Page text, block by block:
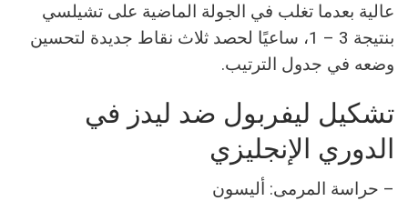
عالية بعدما تغلب في الجولة الماضية على تشيلسي
بنتيجة 3 – 1، ساعيًا لحصد ثلاث نقاط جديدة لتحسين
وضعه في جدول الترتيب.
تشكيل ليفربول ضد ليدز في
الدوري الإنجليزي
– حراسة المرمى: أليسون